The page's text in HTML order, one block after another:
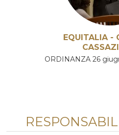
EQUITALIA -
ORDINANZA 26